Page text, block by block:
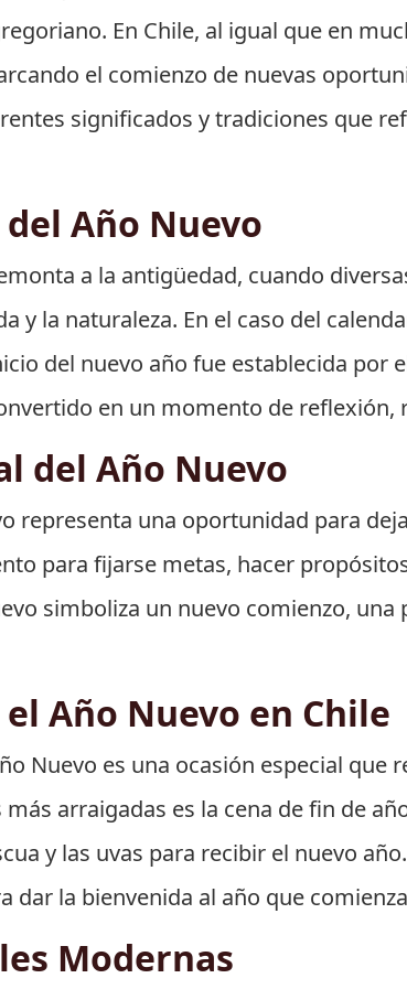
En Chile, al igual que en
el comienzo de nuevas
significados y tradiciones que
Año Nuevo
a la antigüedad, cuando
y la naturaleza. En el caso del
del nuevo año fue establecida por
en un momento de
del Año Nuevo
representa una oportunidad para
para fijarse metas, hacer
simboliza un nuevo comienzo,
Año Nuevo en Chile
Nuevo es una ocasión especial
arraigadas es la cena de fin de
y las uvas para recibir el nuevo
dar la bienvenida al año que
Modernas